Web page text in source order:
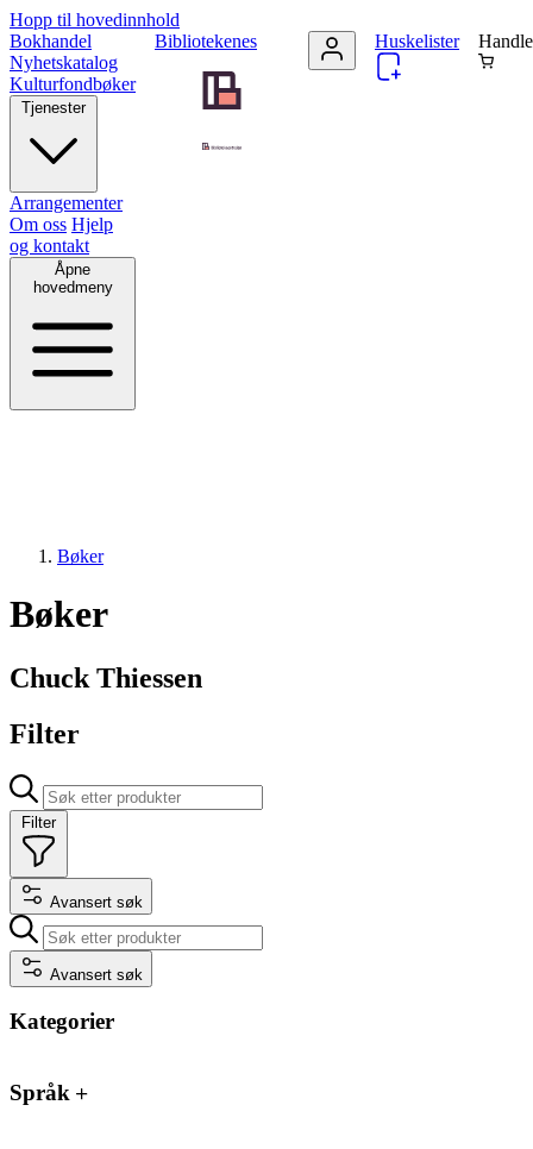
Hopp til hovedinnhold
Bibliotekenes
Bokhandel
Nyhetskatalog
Kulturfondbøker
Tjenester
Arrangementer
Om oss Hjelp
og kontakt
Åpne
hovedmeny
Huskelister
Bøker
Bøker
Chuck Thiessen
Filter
Filter
Avansert søk
Avansert søk
Kategorier
Språk